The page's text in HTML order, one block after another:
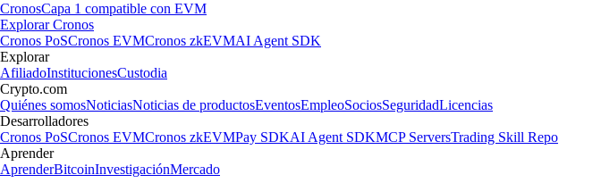
CronosCapa 1 compatible con EVM
Explorar Cronos
Cronos PoSCronos EVMCronos zkEVMAI Agent SDK
Explorar
AfiliadoInstitucionesCustodia
Crypto.com
Quiénes somosNoticiasNoticias de productosEventosEmpleoSociosSeguridadLicencias
Desarrolladores
Cronos PoSCronos EVMCronos zkEVMPay SDKAI Agent SDKMCP ServersTrading Skill Repo
Aprender
AprenderBitcoinInvestigaciónMercado